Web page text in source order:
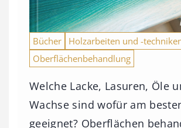
Bücher
Holzarbeiten und -
Oberflächenbehandlung
Welche Lacke, Lasuren, Öle
Wachse sind wofür am
geeignet? Oberflächen